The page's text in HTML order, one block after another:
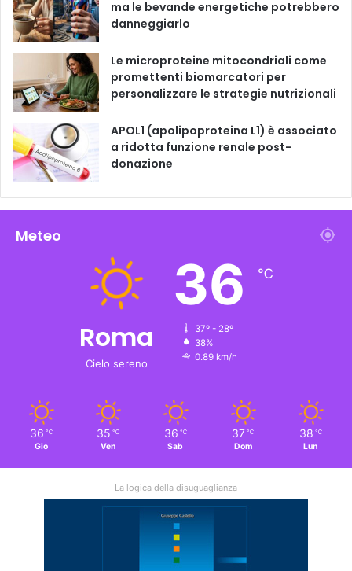
ma le bevande energetiche potrebbero
danneggiarlo
Le microproteine ​​mitocondriali come
promettenti biomarcatori per
personalizzare le strategie nutrizionali
APOL1 (apolipoproteina L1) è associato
a ridotta funzione renale post-
donazione
Meteo
Roma
Cielo sereno
36 ℃
37º - 28º
38%
0.89 km/h
36 ℃
Gio
35 ℃
Ven
36 ℃
Sab
37 ℃
Dom
38 ℃
Lun
La logica della disuguaglianza